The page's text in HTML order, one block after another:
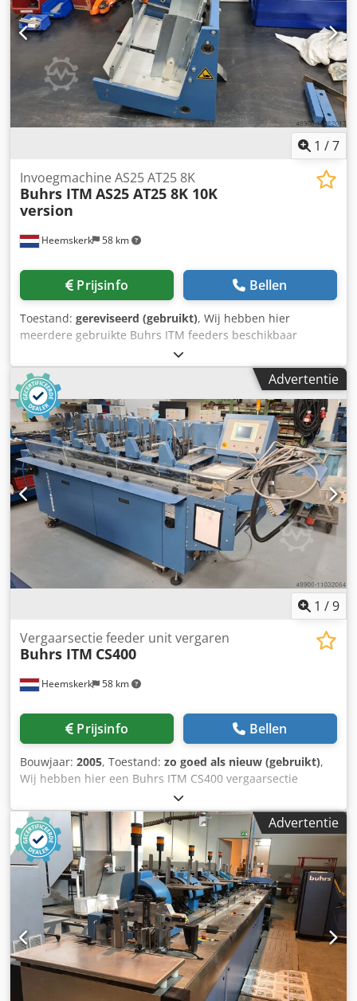
1 /7
Heemskerk 58 km
Invoegmachine AS25 AT25 8K
Buhrs ITM AS25 AT25 8K 10K
version
Prijsinfo Bellen
Toestand: gereviseerd (gebruikt), Wij hebben hier
meerdere gebruikte Buhrs ITM feeders beschikbaar
Dksdpfx Astuk Rbemtsr AS25 booklet shuttle feeders
geschikt voor op een Buhrs ITM BB300 8K en 10K AT25
rotatie feeders geschikt voor op een Buhrs ITM BB300 8K
en 10K Laat ons weten wat u zoekt en wij hebben de
oplossing
Advertentie
1 /9
Heemskerk 58 km
Vergaarsectie feeder unit vergaren
Buhrs ITM CS400
Prijsinfo Bellen
Bouwjaar: 2005, Toestand: zo goed als nieuw (gebruikt),
Wij hebben hier een Buhrs ITM CS400 vergaarsectie
beschikbaar. Is uw huidige machine te kort, met deze
sectie heeft u binnen no time 6 stations extra.
Dkodpfomuzuasx Amtor Deze CS400 is van bouwjaar 2005
maar is niet veel gebruikt. Desalniettemin verkopen wij dit
systeem na compleet onderhoud en kunt u tot 6 feeders
plaatsen, dit kan een mix zijn tussen rotatie en frictie
feeders.
Advertentie